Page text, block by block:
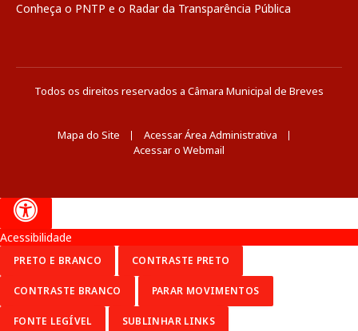
Conheça o PNTP e o Radar da Transparência Pública
Todos os direitos reservados a Câmara Municipal de Breves
Mapa do Site
Acessar Área Administrativa
Acessar o Webmail
Acessibilidade
PRETO E BRANCO CONTRASTE PRETO
CONTRASTE BRANCO PARAR MOVIMENTOS
FONTE LEGÍVEL SUBLINHAR LINKS